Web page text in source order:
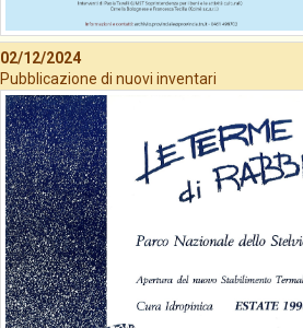
02/12/2024
Pubblicazione di nuovi inventari